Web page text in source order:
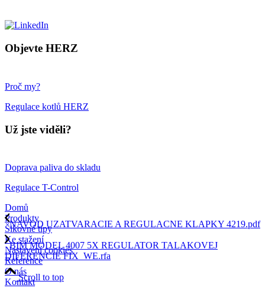
Objevte HERZ
Proč my?
Regulace kotlů HERZ
Už jste viděli?
Doprava paliva do skladu
Regulace T-Control
Domů
Produkty
Šikovné tipy
Ke stažení
Nastavení cookies
Reference
O nás
Kontakt
NAVOD UZATVARACIE A REGULACNE KLAPKY 4219.pdf
BIM MODEL 4007 5X REGULATOR TALAKOVEJ
DIFERENCIE FIX_WE.rfa
Scroll to top